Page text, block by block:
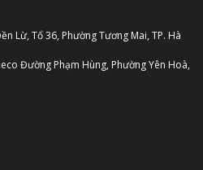
Lừ, Tổ 36, Phường Tương Mai, TP. Hà
Đường Phạm Hùng, Phường Yên Hoà,